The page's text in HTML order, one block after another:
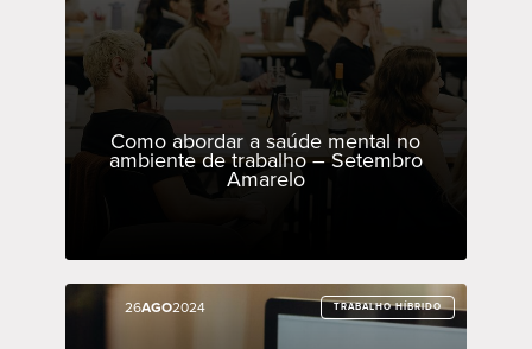
Como abordar a saúde mental no
ambiente de trabalho – Setembro
Amarelo
26AGO2024 TRABALHO HÍBRIDO
26AGO2024 TRABALHO HÍBRIDO